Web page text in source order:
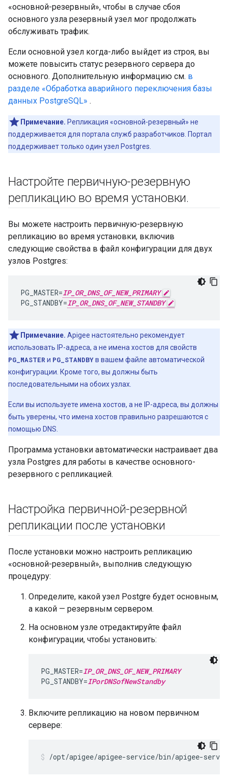
«основной-резервный», чтобы в случае сбоя
основного узла резервный узел мог продолжать
обслуживать трафик.
Если основной узел когда-либо выйдет из строя, вы
можете повысить статус резервного сервера до
основного. Дополнительную информацию см. в
разделе «Обработка аварийного переключения базы
данных PostgreSQL» .
Примечание. Репликация «основной-резервный» не
поддерживается для портала служб разработчиков. Портал
поддерживает только один узел Postgres.
Настройте первичную-резервную
репликацию во время установки.
Вы можете настроить первичную-резервную
репликацию во время установки, включив
следующие свойства в файл конфигурации для двух
узлов Postgres:
PG_MASTER=IP_OR_DNS_OF_NEW_PRIMARY
PG_STANDBY=IP_OR_DNS_OF_NEW_STANDBY
Примечание. Apigee настоятельно рекомендует
использовать IP-адреса, а не имена хостов для свойств
PG_MASTER и PG_STANDBYв вашем файле автоматической
конфигурации. Кроме того, вы должны быть
последовательными на обоих узлах.
Если вы используете имена хостов, а не IP-адреса, вы должны
быть уверены, что имена хостов правильно разрешаются с
помощью DNS.
Программа установки автоматически настраивает два
узла Postgres для работы в качестве основного-
резервного с репликацией.
Настройка первичной-резервной
репликации после установки
После установки можно настроить репликацию
«основной-резервный», выполнив следующую
процедуру:
Определите, какой узел Postgre будет основным,
а какой — резервным сервером.
На основном узле отредактируйте файл
конфигурации, чтобы установить:
PG_MASTER=IP_OR_DNS_OF_NEW_PRIMARY
PG_STANDBY=IPorDNSofNewStandby
Включите репликацию на новом первичном
сервере:
/opt/apigee/apigee-service/bin/apigee-